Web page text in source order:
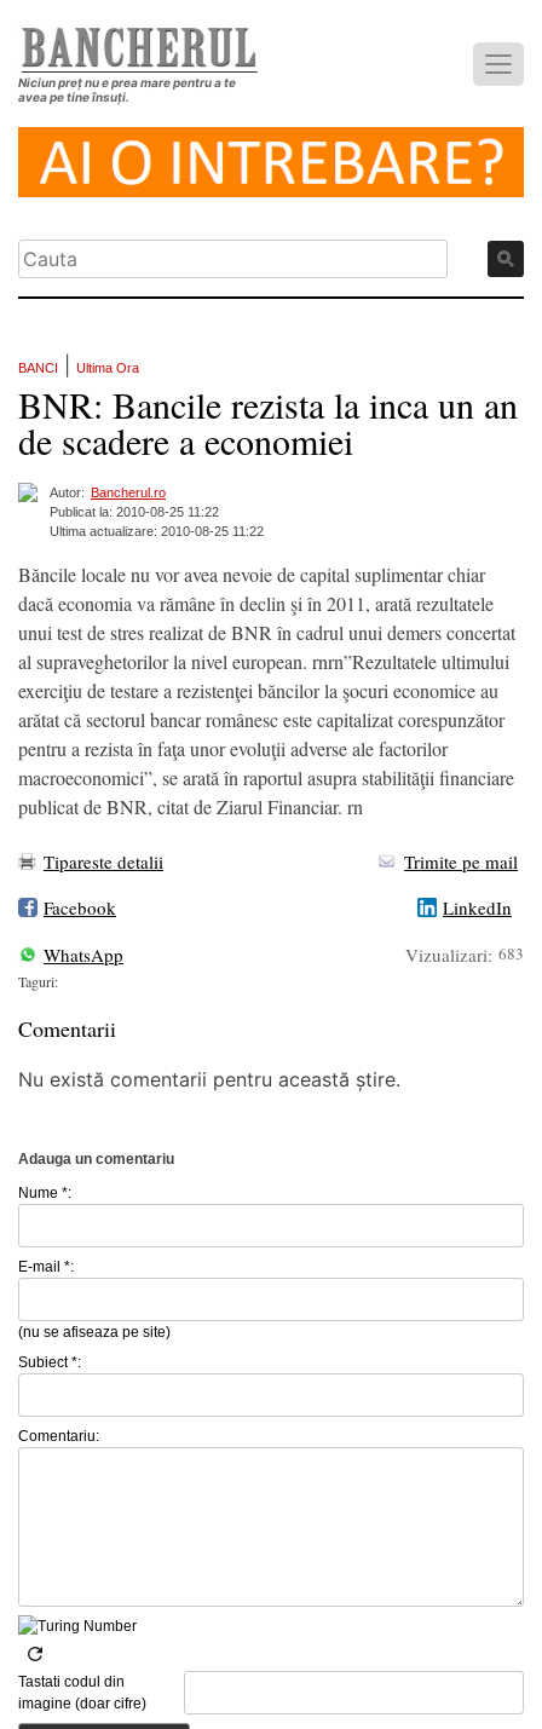
Niciun preț nu e prea mare pentru a te
avea pe tine însuți.
BANCI Ultima Ora
BNR: Bancile rezista la inca un an
de scadere a economiei
Autor: Bancherul.ro
Publicat la: 2010-08-25 11:22
Ultima actualizare: 2010-08-25 11:22
Băncile locale nu vor avea nevoie de capital suplimentar chiar
dacă economia va rămâne în declin şi în 2011, arată rezultatele
unui test de stres realizat de BNR în cadrul unui demers concertat
al supraveghetorilor la nivel european. rnrn”Rezultatele ultimului
exerciţiu de testare a rezistenţei băncilor la şocuri economice au
arătat că sectorul bancar românesc este capitalizat corespunzător
pentru a rezista în faţa unor evoluţii adverse ale factorilor
macroeconomici”, se arată în raportul asupra stabilităţii financiare
publicat de BNR, citat de Ziarul Financiar. rn
Tipareste detalii
Trimite pe mail
Facebook
LinkedIn
WhatsApp
Vizualizari: 683
Taguri:
Comentarii
Nu există comentarii pentru această știre.
Adauga un comentariu
Nume *:
E-mail *:
(nu se afiseaza pe site)
Subiect *:
Comentariu:
Tastati codul din
imagine (doar cifre)